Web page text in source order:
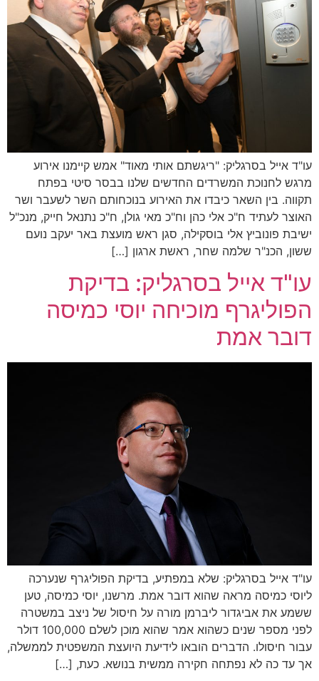
עו"ד אייל בסרגליק: "ריגשתם אותי מאוד" אמש קיימנו אירוע
מרגש לחנוכת המשרדים החדשים שלנו בבסר סיטי בפתח
תקווה. בין השאר כיבדו את האירוע בנוכחותם השר לשעבר ושר
האוצר לעתיד ח"כ אלי כהן וח"כ מאי גולן, ח"כ נתנאל חייק, מנכ"ל
ישיבת פונוביץ אלי בוסקילה, סגן ראש מועצת באר יעקב נועם
ששון, הכנ"ר שלמה שחר, ראשת ארגון […]
עו"ד אייל בסרגליק: בדיקת
הפוליגרף מוכיחה יוסי כמיסה
דובר אמת
עו"ד אייל בסרגליק: שלא במפתיע, בדיקת הפוליגרף שנערכה
ליוסי כמיסה מראה שהוא דובר אמת. מרשנו, יוסי כמיסה, טען
ששמע את אביגדור ליברמן מורה על חיסול של ניצב במשטרה
לפני מספר שנים כשהוא אמר שהוא מוכן לשלם 100,000 דולר
עבור חיסולו. הדברים הובאו לידיעת היועצת המשפטית לממשלה,
אך עד כה לא נפתחה חקירה ממשית בנושא. כעת, […]